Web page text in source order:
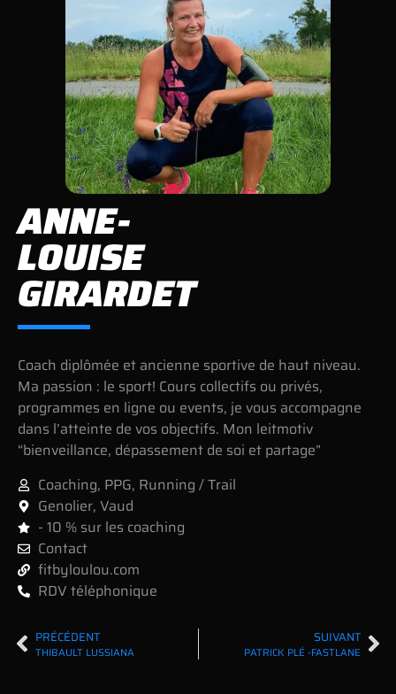
ANNE-
LOUISE
GIRARDET
Coach diplômée et ancienne sportive de haut niveau.
Ma passion : le sport! Cours collectifs ou privés,
programmes en ligne ou events, je vous accompagne
dans l’atteinte de vos objectifs. Mon leitmotiv
“bienveillance, dépassement de soi et partage”
Coaching, PPG, Running / Trail
Genolier, Vaud
- 10 % sur les coaching
Contact
fitbyloulou.com
RDV téléphonique
PRÉCÉDENT
THIBAULT LUSSIANA
SUIVANT
PATRICK PLÉ -FASTLANE